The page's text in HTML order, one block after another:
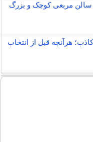
سالن مربعی کوچک و بزرگ
هرآنچه قبل از انتخاب